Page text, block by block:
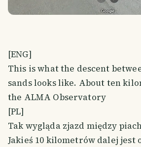
[ENG]
This is what the descent
sands looks like. About ten
the ALMA Observatory
[PL]
Tak wygląda zjazd między
Jakieś 10 kilometrów dalej jest